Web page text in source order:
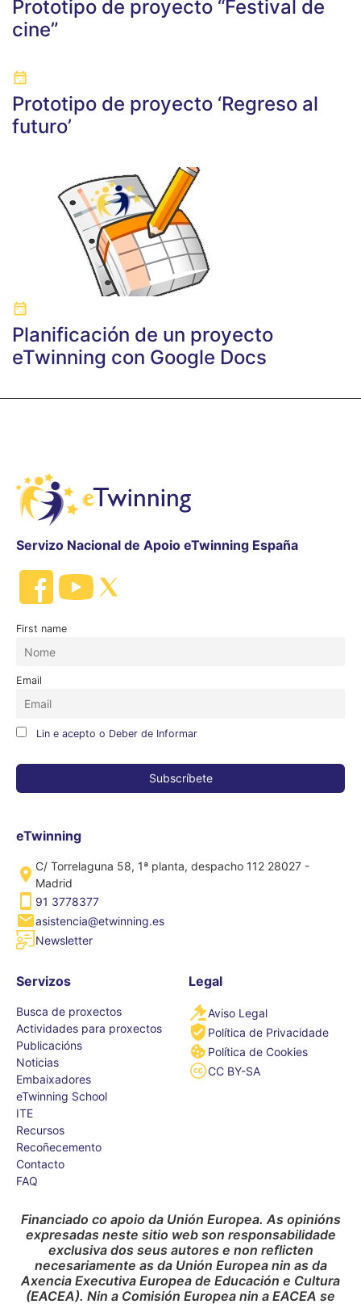
Prototipo de proyecto “Festival de
cine”
Prototipo de proyecto ‘Regreso al
futuro’
Planificación de un proyecto
eTwinning con Google Docs
Servizo Nacional de Apoio eTwinning España
First name
Email
Lin e acepto o Deber de Informar
eTwinning
C/ Torrelaguna 58, 1ª planta, despacho 112 28027 -
Madrid
91 3778377
asistencia@etwinning.es
Newsletter
Servizos
Busca de proxectos
Actividades para proxectos
Publicacións
Noticias
Embaixadores
eTwinning School
ITE
Recursos
Recoñecemento
Contacto
FAQ
Legal
Aviso Legal
Política de Privacidade
Política de Cookies
CC BY-SA
Financiado co apoio da Unión Europea. As opinións
expresadas neste sitio web son responsabilidade
exclusiva dos seus autores e non reflicten
necesariamente as da Unión Europea nin as da
Axencia Executiva Europea de Educación e Cultura
(EACEA). Nin a Comisión Europea nin a EACEA se